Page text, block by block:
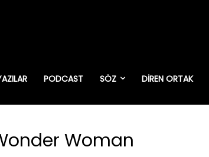
PODCAST SÖZ DIREN ORTAK
Woman